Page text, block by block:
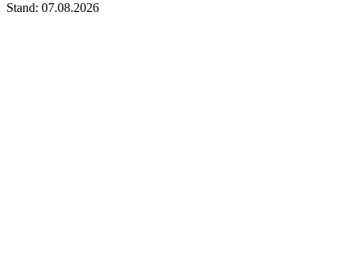
Stand: 07.08.2026